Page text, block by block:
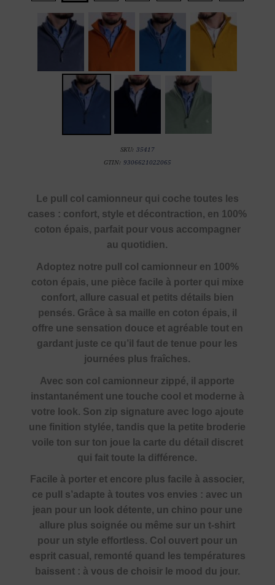
SKU: 35417
GTIN: 9306621022065
Le pull col camionneur qui coche toutes les
cases : confort, style et décontraction, en 100%
coton épais, parfait pour vous accompagner
au quotidien.
Adoptez notre pull col camionneur en 100%
coton épais, une pièce facile à porter qui mixe
confort, allure casual et petits détails bien
pensés. Grâce à sa maille en coton épais, il
offre une sensation douce et agréable tout en
gardant juste ce qu’il faut de tenue pour les
journées plus fraîches.
Avec son col camionneur zippé, il apporte
instantanément une touche cool et moderne à
votre look. Son zip signature avec logo ajoute
une finition stylée, tandis que la petite broderie
voile ton sur ton joue la carte du détail discret
qui fait toute la différence.
Facile à porter et encore plus facile à associer,
ce pull s’adapte à toutes vos envies : avec un
jean pour un look détente, un chino pour une
allure plus soignée ou même sur un t-shirt
pour un style effortless. Col ouvert pour un
esprit casual, remonté quand les températures
baissent : à vous de choisir le mood du jour.